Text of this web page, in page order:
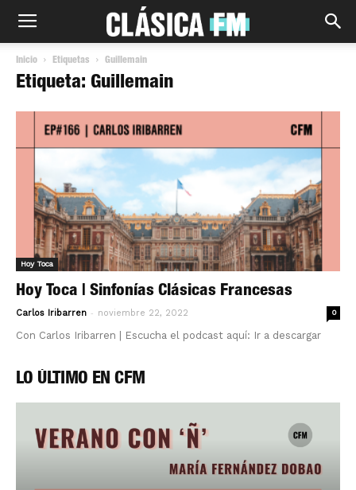
Inicio Etiquetas Guillemain
Etiqueta: Guillemain
Hoy Toca
Hoy Toca | Sinfonías Clásicas Francesas
Carlos Iribarren - noviembre 22, 2022 0
Con Carlos Iribarren | Escucha el podcast aquí: Ir a descargar
LO ÚLTIMO EN CFM